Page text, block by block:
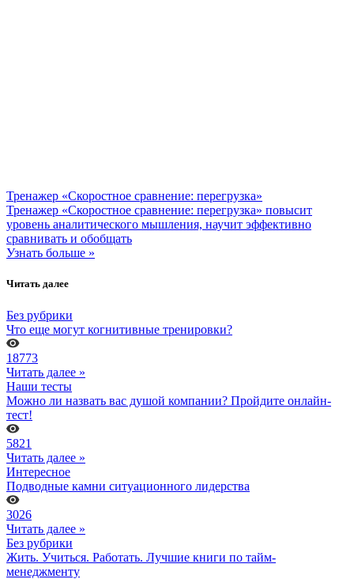
Тренажер «Скоростное сравнение: перегрузка»
Тренажер «Скоростное сравнение: перегрузка» повысит
уровень аналитического мышления, научит эффективно
сравнивать и обобщать
Узнать больше »
Читать далее
Без рубрики
Что еще могут когнитивные тренировки?
18773
Читать далее »
Наши тесты
Можно ли назвать вас душой компании? Пройдите онлайн-
тест!
5821
Читать далее »
Интересное
Подводные камни ситуационного лидерства
3026
Читать далее »
Без рубрики
Жить. Учиться. Работать. Лучшие книги по тайм-
менеджменту